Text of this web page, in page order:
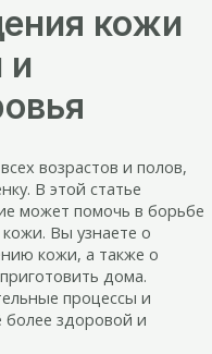
кожи
и
возрастов и полов,
В этой статье
может помочь в борьбе
Вы узнаете о
кожи, а также о
дома.
процессы и
более здоровой и